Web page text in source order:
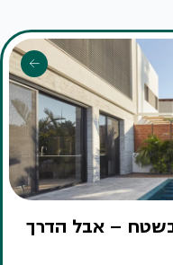
בשטח – אבל הדרך